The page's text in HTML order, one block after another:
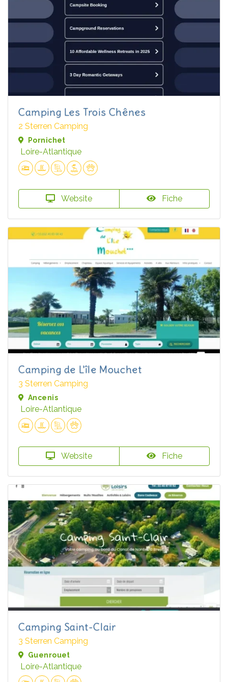
Camping Les Trois Chênes
2 Sterren Camping
Pornichet
Loire-Atlantique
Website Fiche
Camping de L'île Mouchet
3 Sterren Camping
Ancenis
Loire-Atlantique
Website Fiche
Camping Saint-Clair
3 Sterren Camping
Guenrouet
Loire-Atlantique